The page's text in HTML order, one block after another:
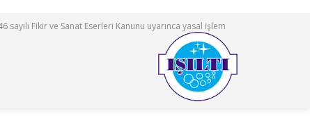
Fikir ve Sanat Eserleri Kanunu uyarınca yasal işlem